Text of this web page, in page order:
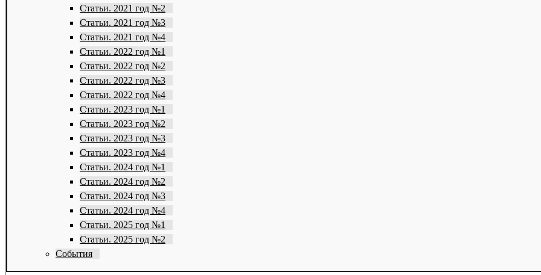
Статьи. 2021 год №2
Статьи. 2021 год №3
Статьи. 2021 год №4
Статьи. 2022 год №1
Статьи. 2022 год №2
Статьи. 2022 год №3
Статьи. 2022 год №4
Статьи. 2023 год №1
Статьи. 2023 год №2
Статьи. 2023 год №3
Статьи. 2023 год №4
Статьи. 2024 год №1
Статьи. 2024 год №2
Статьи. 2024 год №3
Статьи. 2024 год №4
Статьи. 2025 год №1
Статьи. 2025 год №2
События